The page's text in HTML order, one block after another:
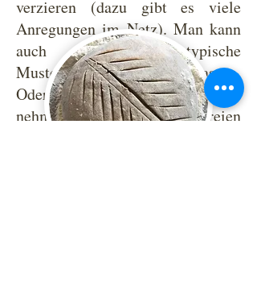
verzieren (dazu gibt es viele
Anregungen im Netz). Man kann
auch einfach die typische
Musterung des Gärkorbes lassen.
Oder einfach ein scharfes Messer
nehmen und der Fantasie freien